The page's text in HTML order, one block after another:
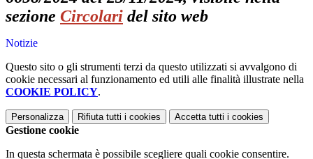
sezione Circolari del sito web
Notizie
Questo sito o gli strumenti terzi da questo utilizzati si avvalgono di
cookie necessari al funzionamento ed utili alle finalità illustrate nella
COOKIE POLICY.
Personalizza Rifiuta tutti i cookies Accetta tutti i cookies
Gestione cookie
In questa schermata è possibile scegliere quali cookie consentire.